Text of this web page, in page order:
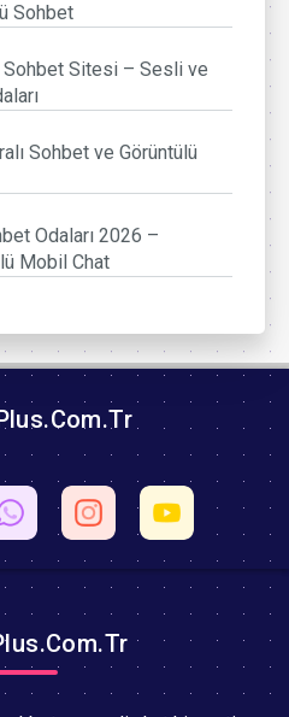
Sohbet
Sitesi – Sesli ve
Sohbet ve Görüntülü
Odaları 2026 –
Mobil Chat